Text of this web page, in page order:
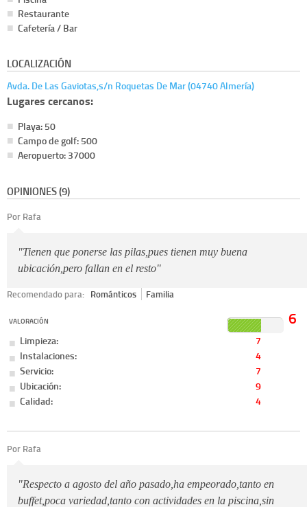
Restaurante
Cafetería / Bar
LOCALIZACIÓN
Avda. De Las Gaviotas,s/n Roquetas De Mar (04740 Almería)
Lugares cercanos:
Playa: 50
Campo de golf: 500
Aeropuerto: 37000
OPINIONES (9)
Por Rafa
"Tienen que ponerse las pilas,pues tienen muy buena
ubicación,pero fallan en el resto"
Recomendado para: Románticos Familia
VALORACIÓN 6
Limpieza:
7
Instalaciones:
4
Servicio:
7
Ubicación:
9
Calidad:
4
Por Rafa
"Respecto a agosto del año pasado,ha empeorado,tanto en
buffet,poca variedad,tanto con actividades en la piscina,sin